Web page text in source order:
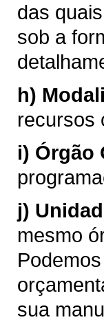
das
sob a
h)
recursos
i) Órgão
j)
mesmo
sua